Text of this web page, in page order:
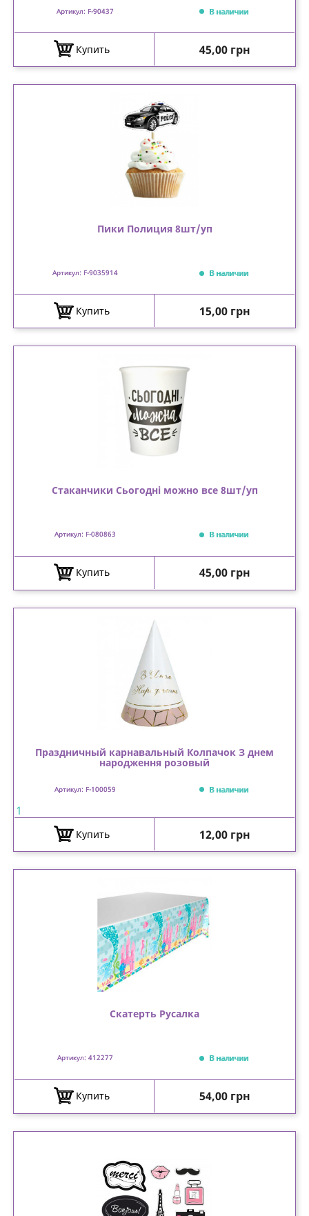
Артикул: F-90437 В наличии
Купить Цена
45,00 грн
Пики Полиция 8шт/уп
Артикул: F-9035914 В наличии
Купить Цена
15,00 грн
Стаканчики Сьогодні можно все 8шт/уп
Артикул: F-080863 В наличии
Купить Цена
45,00 грн
Праздничный карнавальный Колпачок З днем
народження розовый
Артикул: F-100059 В наличии
1
Купить Цена
12,00 грн
Скатерть Русалка
Артикул: 412277 В наличии
Купить Цена
54,00 грн